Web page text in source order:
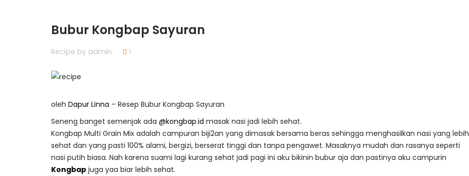
Bubur Kongbap Sayuran
Recipe by admin 1
oleh Dapur Linna – Resep Bubur Kongbap Sayuran
Seneng banget semenjak ada @kongbap.id masak nasi jadi lebih sehat.
Kongbap Multi Grain Mix adalah campuran biji2an yang dimasak bersama beras sehingga menghasilkan nasi yang lebih
sehat dan yang pasti 100% alami, bergizi, berserat tinggi dan tanpa pengawet. Masaknya mudah dan rasanya seperti
nasi putih biasa. Nah karena suami lagi kurang sehat jadi pagi ini aku bikinin bubur aja dan pastinya aku campurin
Kongbap juga yaa biar lebih sehat.